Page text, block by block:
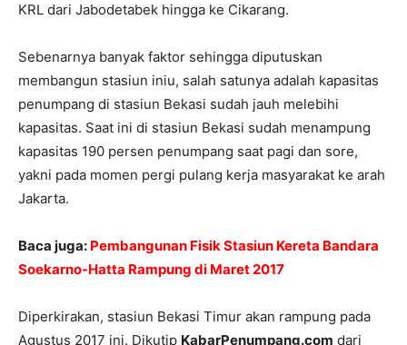
KRL dari Jabodetabek hingga ke Cikarang.
Sebenarnya banyak faktor sehingga diputuskan
membangun stasiun iniu, salah satunya adalah kapasitas
penumpang di stasiun Bekasi sudah jauh melebihi
kapasitas. Saat ini di stasiun Bekasi sudah menampung
kapasitas 190 persen penumpang saat pagi dan sore,
yakni pada momen pergi pulang kerja masyarakat ke arah
Jakarta.
Baca juga: Pembangunan Fisik Stasiun Kereta Bandara
Soekarno-Hatta Rampung di Maret 2017
Diperkirakan, stasiun Bekasi Timur akan rampung pada
Agustus 2017 ini. Dikutip KabarPenumpang.com dari